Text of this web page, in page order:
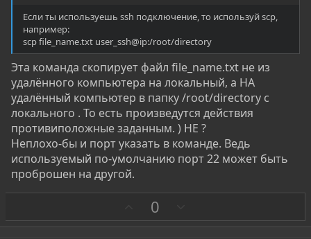
Если ты используешь ssh подключение, то используй scp,
например:
scp file_name.txt user_ssh@ip:/root/directory
Эта команда скопирует файл file_name.txt не из
удалённого компьютера на локальный, а НА
удалённый компьютер в папку /root/directory с
локального . То есть произведутся действия
противиположные заданным. ) НЕ ?
Неплохо-бы и порт указать в команде. Ведь
используемый по-умолчанию порт 22 может быть
проброшен на другой.
а
0
р